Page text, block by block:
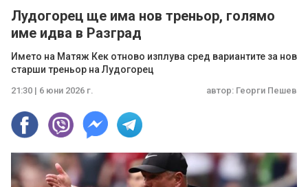
Лудогорец ще има нов треньор, голямо
име идва в Разград
Името на Матяж Кек отново изплува сред вариантите за нов
старши треньор на Лудогорец
21:30 | 6 юни 2026 г. автор: Георги Пешев